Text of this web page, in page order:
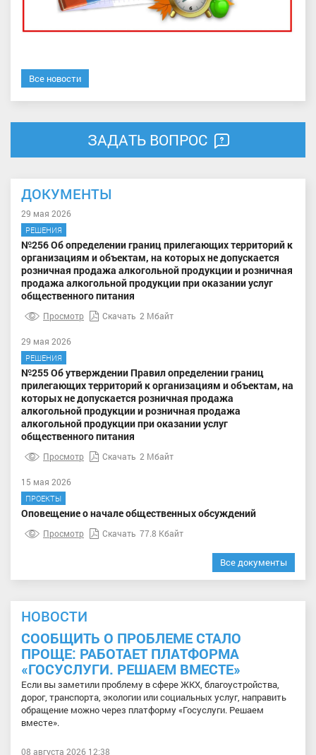
Все новости
ЗАДАТЬ ВОПРОС
ДОКУМЕНТЫ
29 мая 2026
РЕШЕНИЯ
№256 Об определении границ прилегающих территорий к
организациям и объектам, на которых не допускается
розничная продажа алкогольной продукции и розничная
продажа алкогольной продукции при оказании услуг
общественного питания
Просмотр Скачать 2 Мбайт
29 мая 2026
РЕШЕНИЯ
№255 Об утверждении Правил определении границ
прилегающих территорий к организациям и объектам, на
которых не допускается розничная продажа
алкогольной продукции и розничная продажа
алкогольной продукции при оказании услуг
общественного питания
Просмотр Скачать 2 Мбайт
15 мая 2026
ПРОЕКТЫ
Оповещение о начале общественных обсуждений
Просмотр Скачать 77.8 Кбайт
Все документы
НОВОСТИ
СООБЩИТЬ О ПРОБЛЕМЕ СТАЛО
ПРОЩЕ: РАБОТАЕТ ПЛАТФОРМА
«ГОСУСЛУГИ. РЕШАЕМ ВМЕСТЕ»
Если вы заметили проблему в сфере ЖКХ, благоустройства,
дорог, транспорта, экологии или социальных услуг, направить
обращение можно через платформу «Госуслуги. Решаем
вместе».
08 августа 2026 12:38